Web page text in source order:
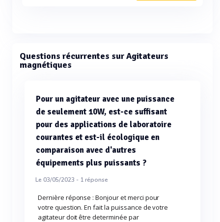
Questions récurrentes sur Agitateurs
magnétiques
Pour un agitateur avec une puissance
de seulement 10W, est-ce suffisant
pour des applications de laboratoire
courantes et est-il écologique en
comparaison avec d'autres
équipements plus puissants ?
Le 03/05/2023 - 1réponse
Dernière réponse : Bonjour et merci pour
votre question. En fait la puissance de votre
agitateur doit être determinée par